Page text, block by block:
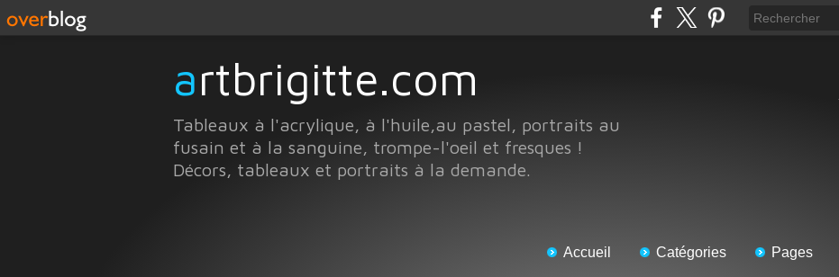
artbrigitte.com
Tableaux à l'acrylique, à l'huile,au pastel, portraits au
fusain et à la sanguine, trompe-l'oeil et fresques !
Décors, tableaux et portraits à la demande.
Accueil Catégories Pages